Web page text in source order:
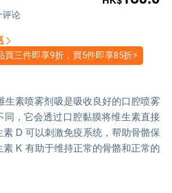
论
買三件即享9折，買5件即享85折⚡
生素喷雾剂吸是吸收良好的口腔喷雾
同，它会透过口腔黏膜将维生素直接
D 可以刺激免疫系统，帮助骨骼保
K 有助于维持正常的骨骼和正常的